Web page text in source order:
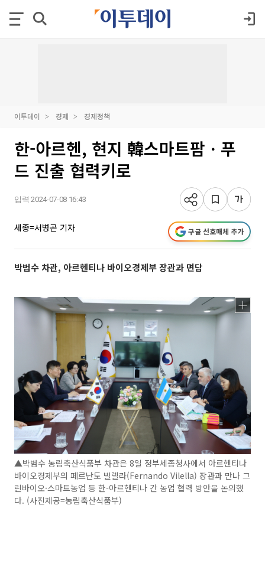
이투데이 경제 경제정책
한-아르헨, 현지 韓스마트팜ㆍ푸
드 진출 협력키로
입력 2024-07-08 16:43
세종=서병곤 기자 구글 선호매체 추가
박범수 차관, 아르헨티나 바이오경제부 장관과 면담
▲박범수 농림축산식품부 차관은 8일 정부세종청사에서 아르헨티나
바이오경제부의 페르난도 빌렐라(Fernando Vilella) 장관과 만나 그
린바이오·스마트농업 등 한-아르헨티나 간 농업 협력 방안을 논의했
다. (사진제공=농림축산식품부)